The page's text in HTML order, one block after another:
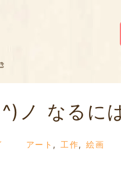
ノ なるに
アート , 工作,絵画